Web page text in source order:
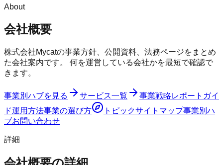
About
会社概要
株式会社Mycatの事業方針、公開資料、法務ページをまとめ
た会社案内です。 何を運営している会社かを最短で確認で
きます。
事業別ハブを見る サービス一覧 事業戦略レポート ガイ
ド運用方法事業の選び方 トピックサイトマップ事業別ハ
ブお問い合わせ
詳細